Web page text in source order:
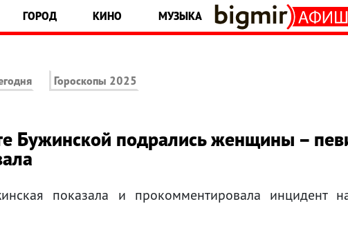
ГОРОД КИНО МУЗЫКА
Гороскопы 2025
Бужинской подрались женщины –
показала и прокомментировала инцидент